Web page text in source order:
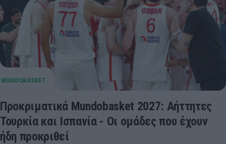
Προκριματικά Mundobasket 2027: Αήττητες
Τουρκία και Ισπανία - Οι ομάδες που έχουν
ήδη προκριθεί